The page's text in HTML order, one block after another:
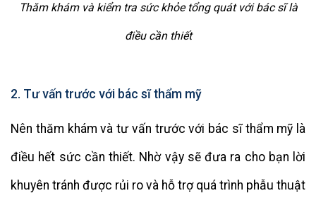
Thăm khám và kiểm tra sức khỏe tổng quát với bác sĩ là
điều cần thiết
2. Tư vấn trước với bác sĩ thẩm mỹ
Nên thăm khám và tư vấn trước với bác sĩ thẩm mỹ là
điều hết sức cần thiết. Nhờ vậy sẽ đưa ra cho bạn lời
khuyên tránh được rủi ro và hỗ trợ quá trình phẫu thuật